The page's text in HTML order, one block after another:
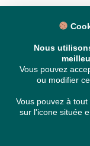
Nous
Vous pouvez
ou modifier
Vous pouvez à
sur l'icone située